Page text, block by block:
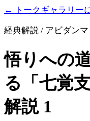
← トークギャラリー
経典解説 / アビダンマ
悟りへの
る「七覚
解説 1